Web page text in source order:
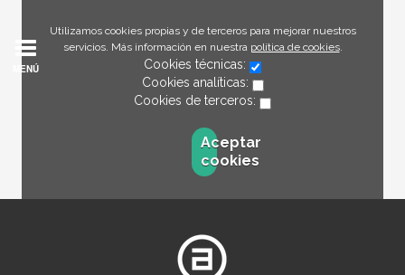
Utilizamos cookies propias y de terceros para mejorar nuestros
servicios. Más información en nuestra política de cookies.
Cookies técnicas:
Cookies analíticas:
Cookies de terceros:
Aceptar
cookies
MENÚ